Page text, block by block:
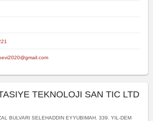
TEKNOLOJI SAN TIC LTD
BULVARI SELEHADDIN EYYUBIMAH. 339. YIL-DEM